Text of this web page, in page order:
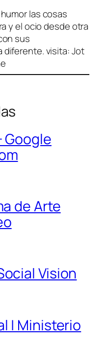
las cosas
y el ocio desde otra
sus
diferente. visita: Jot
Google
de Arte
Vision
| Ministerio